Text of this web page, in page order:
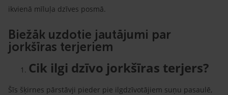
ikvienā mīluļa dzīves posmā.
Biežāk uzdotie jautājumi par
jorkšīras terjeriem
Cik ilgi dzīvo jorkšīras terjers?
Šīs šķirnes pārstāvji pieder pie ilgdzīvotājiem suņu pasaulē,